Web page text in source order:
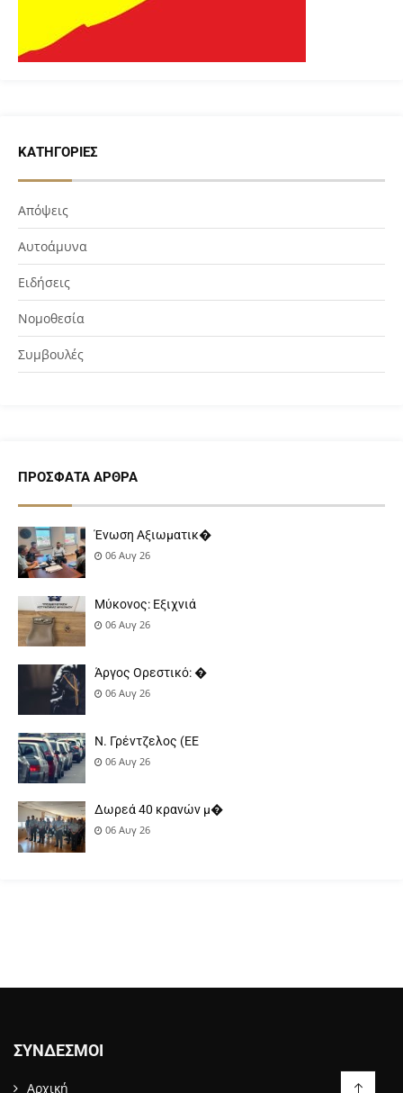
ΚΑΤΗΓΟΡΊΕΣ
Απόψεις
Αυτοάμυνα
Ειδήσεις
Νομοθεσία
Συμβουλές
ΠΡΌΣΦΑΤΑ ΆΡΘΡΑ
Ένωση Αξιωματικ�
06 Αυγ 26
Μύκονος: Εξιχνιά
06 Αυγ 26
Άργος Ορεστικό: �
06 Αυγ 26
Ν. Γρέντζελος (ΕΕ
06 Αυγ 26
Δωρεά 40 κρανών μ�
06 Αυγ 26
ΣΎΝΔΕΣΜΟΙ
Αρχική